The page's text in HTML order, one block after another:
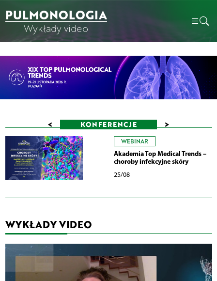
PULMONOLOGIA
Wykłady video
< KONFERENCJE >
WEBINAR
Akademia Top Medical Trends –
choroby infekcyjne skóry
25/08
WYKŁADY VIDEO